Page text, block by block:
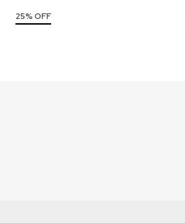
25% OFF